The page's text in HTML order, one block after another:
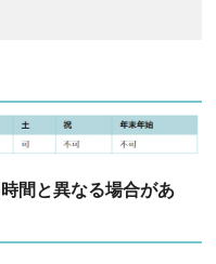
間と異なる場合があ